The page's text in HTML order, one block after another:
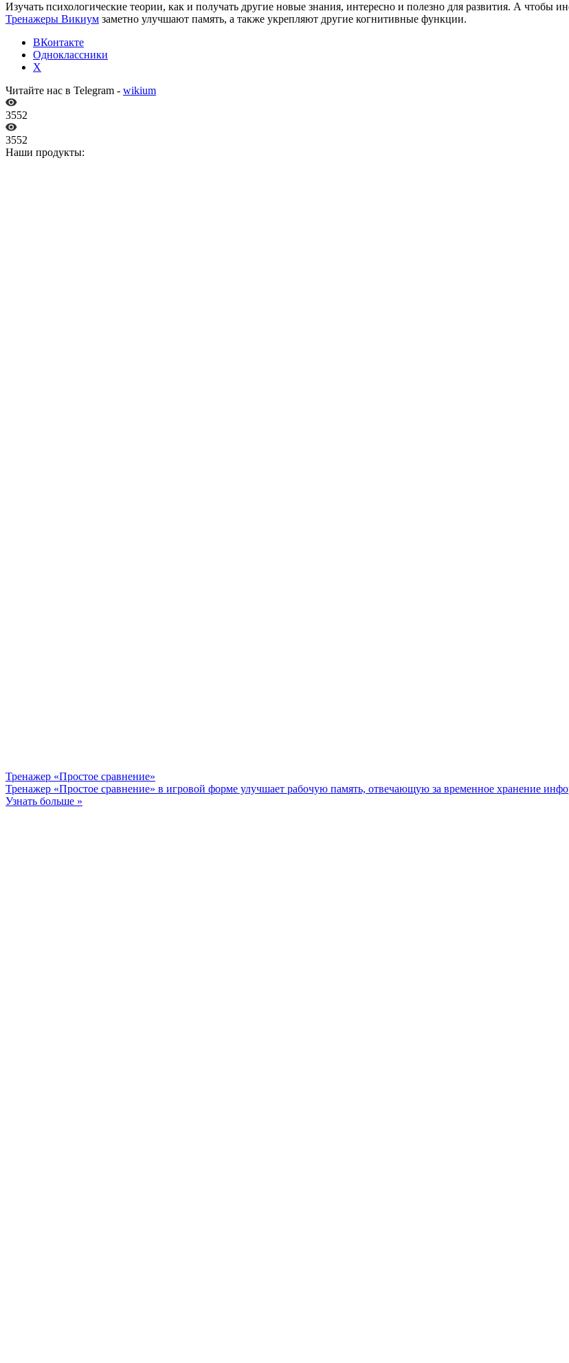
Изучать психологические теории, как и получать другие новые знания, интересно и полезно для развития. А чтобы
Тренажеры Викиум заметно улучшают память, а также укрепляют другие когнитивные функции.
ВКонтакте
Одноклассники
X
Читайте нас в Telegram - wikium
3552
3552
Наши продукты:
Тренажер «Простое сравнение»
Тренажер «Простое сравнение» в игровой форме улучшает рабочую память, отвечающую за временное хранение
Узнать больше »